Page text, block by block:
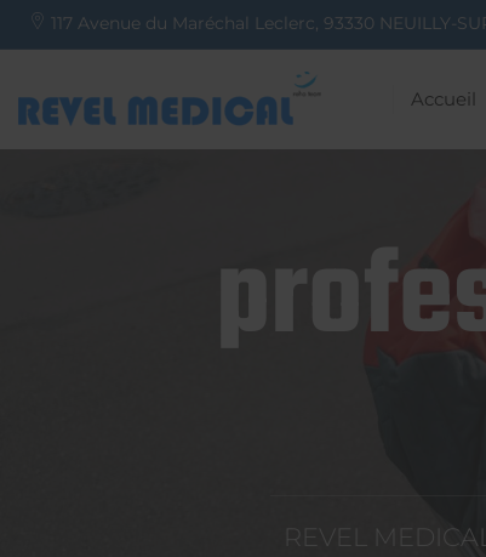
117 Avenue du Maréchal Leclerc, 93330 NEUILLY-
Accueil
REVEL